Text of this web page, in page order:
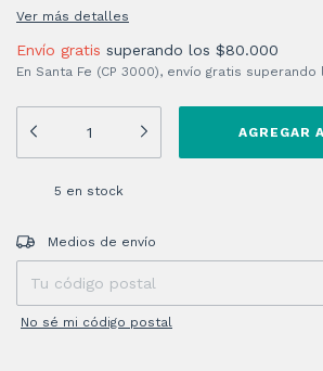
Ver más detalles
Envío gratis superando los $80.000
En Santa Fe (CP 3000), envío gratis superando
5 en stock
Entregas para el CP:
Medios de envío
No sé mi código postal